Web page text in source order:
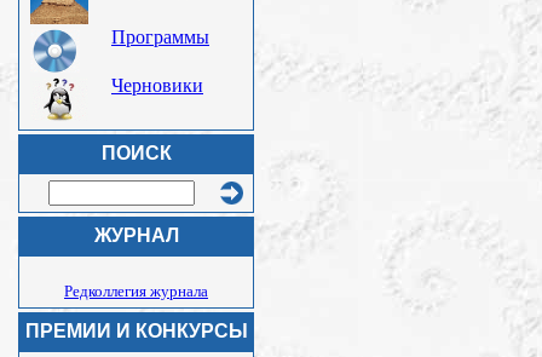
Программы
Черновики
ПОИСК
ЖУРНАЛ
Редколлегия журнала
ПРЕМИИ И КОНКУРСЫ